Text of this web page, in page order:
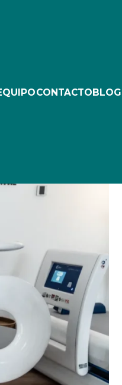
CONTACTOBLOG